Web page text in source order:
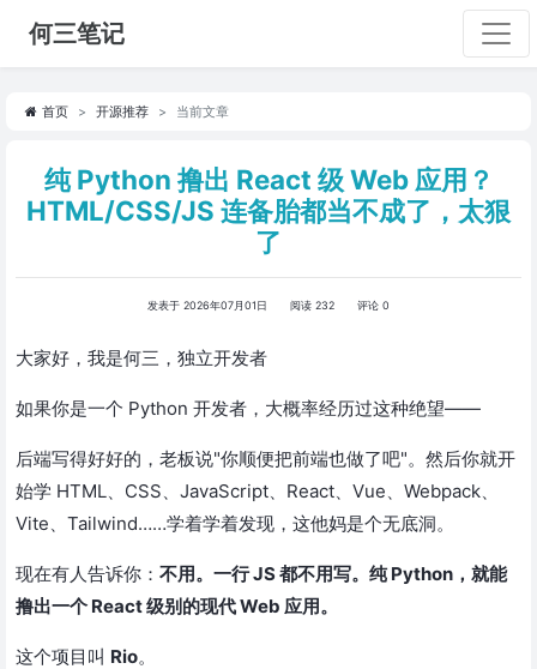
何三笔记
首页 开源推荐 当前文章
纯 Python 撸出 React 级 Web 应用？
HTML/CSS/JS 连备胎都当不成了，太狠
了
发表于 2026年07月01日 阅读 232 评论 0
大家好，我是何三，独立开发者
如果你是一个 Python 开发者，大概率经历过这种绝望——
后端写得好好的，老板说"你顺便把前端也做了吧"。然后你就开
始学 HTML、CSS、JavaScript、React、Vue、Webpack、
Vite、Tailwind……学着学着发现，这他妈是个无底洞。
现在有人告诉你： 不用。一行 JS 都不用写。纯 Python，就能
撸出一个 React 级别的现代 Web 应用。
这个项目叫 Rio。